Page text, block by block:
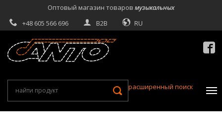
Оптовый магазин товаров музыкальных
+48 605 566 696
B2B RU
расширенный поиск
